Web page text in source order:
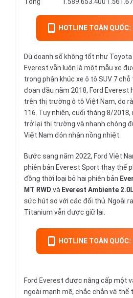
HOTLINE TOÀN
Dù doanh số không tốt như Toyota
Everest vẫn luôn là một mẫu xe
trong phân khúc xe ô tô SUV 7
đoạn đầu năm 2018, Ford Everest
trên thị trường ô tô Việt Nam, do
116. Tuy nhiên, cuối tháng 8/2018,
trở lại thị trường và nhanh chóng
Việt Nam đón nhận nồng nhiệt.
Bước sang năm 2022, Ford Việt
phiên bản Everest Sport thay thế
đồng thời loại bỏ hai phiên bản
MT RWD và Everest Ambiente
sức hút so với các đối thủ. Ngoài
Titanium vẫn được giữ lại.
HOTLINE TOÀN
Ford Everest được nâng cấp một
ngoài mạnh mẽ, chắc chắn và thể